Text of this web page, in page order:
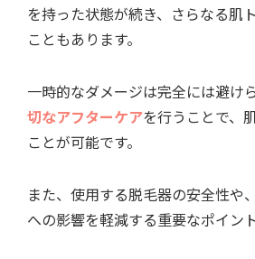
を持った状態が続き、さらなる肌
こともあります。
一時的なダメージは完全には避け
切なアフターケアを行うことで、
ことが可能です。
また、使用する脱毛器の安全性や
への影響を軽減する重要なポイン